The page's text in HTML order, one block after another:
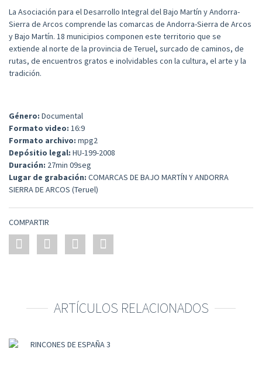
La Asociación para el Desarrollo Integral del Bajo Martín y Andorra-
Sierra de Arcos comprende las comarcas de Andorra-Sierra de Arcos
y Bajo Martín. 18 municipios componen este territorio que se
extiende al norte de la provincia de Teruel, surcado de caminos, de
rutas, de encuentros gratos e inolvidables con la cultura, el arte y la
tradición.
Género: Documental
Formato video: 16:9
Formato archivo: mpg2
Depósitio legal: HU-199-2008
Duración: 27min 09seg
Lugar de grabación: COMARCAS DE BAJO MARTÍN Y ANDORRA
SIERRA DE ARCOS (Teruel)
COMPARTIR
ARTÍCULOS RELACIONADOS